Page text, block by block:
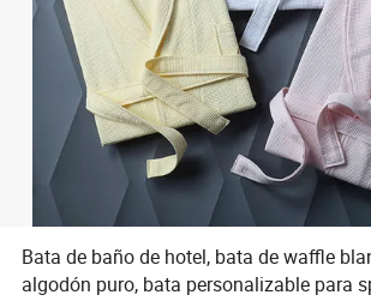
Bata de baño de hotel, bata de waffle
algodón puro, bata personalizable para